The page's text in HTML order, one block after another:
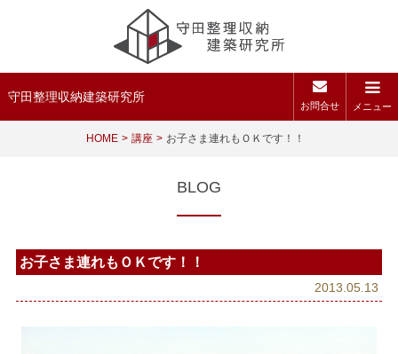
守田整理収納建築研究所
お問合せ メニュー
HOME 講座 お子さま連れもＯＫです！！
BLOG
お子さま連れもＯＫです！！
2013.05.13